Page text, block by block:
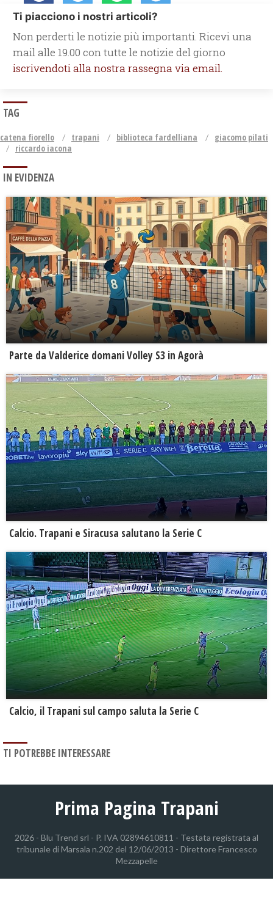
Ti piacciono i nostri articoli?
Non perderti le notizie più importanti. Ricevi una
mail alle 19.00 con tutte le notizie del giorno
iscrivendoti alla nostra rassegna via email.
TAG
catena fiorello trapani biblioteca fardelliana
giacomo pilati
riccardo iacona
IN EVIDENZA
Parte da Valderice domani Volley S3 in Agorà
Calcio. Trapani e Siracusa salutano la Serie C
Calcio, il Trapani sul campo saluta la Serie C
TI POTREBBE INTERESSARE
Prima Pagina Trapani
2026 - Blu Trend srl - P. IVA 02894610811 - Testata registrata al
tribunale di Marsala n.202 del 12/06/2013 - Direttore Francesco
Mezzapelle